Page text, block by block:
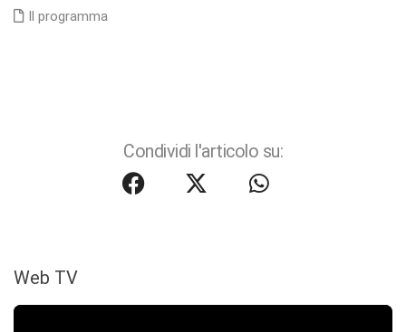
Il programma
Condividi l'articolo su:
Web TV